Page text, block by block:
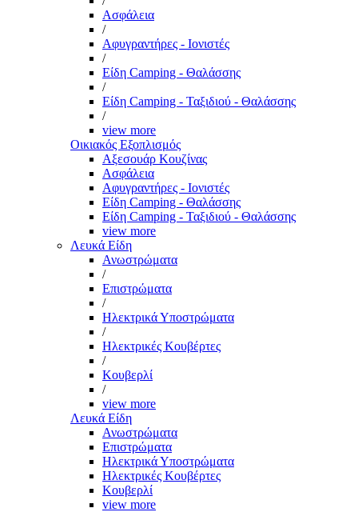
Ασφάλεια
/
Αφυγραντήρες - Ιονιστές
/
Είδη Camping - Θαλάσσης
/
Είδη Camping - Ταξιδιού - Θαλάσσης
/
view more
Οικιακός Εξοπλισμός
Αξεσουάρ Κουζίνας
Ασφάλεια
Αφυγραντήρες - Ιονιστές
Είδη Camping - Θαλάσσης
Είδη Camping - Ταξιδιού - Θαλάσσης
view more
Λευκά Είδη
Ανωστρώματα
/
Επιστρώματα
/
Ηλεκτρικά Υποστρώματα
/
Ηλεκτρικές Κουβέρτες
/
Κουβερλί
/
view more
Λευκά Είδη
Ανωστρώματα
Επιστρώματα
Ηλεκτρικά Υποστρώματα
Ηλεκτρικές Κουβέρτες
Κουβερλί
view more